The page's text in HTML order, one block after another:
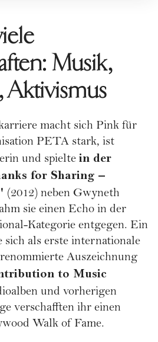
Musik,
Aktivismus
macht sich Pink für
PETA stark, ist
und spielte in der
for Sharing –
(2012) neben Gwyneth
sie einen Echo in der
Kategorie entgegen. Ein
sich als erste internationale
Auszeichnung
to Music
und vorherigen
verschafften ihr einen
Walk of Fame.